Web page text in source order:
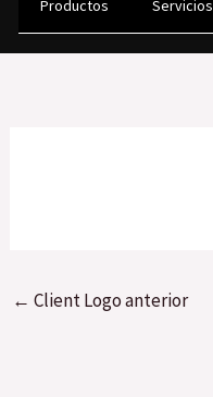
Productos Servicios
← Client Logo anterior